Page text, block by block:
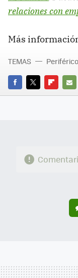
relaciones con
Más
FACEBOOK
TWITTER
E-
TEMAS